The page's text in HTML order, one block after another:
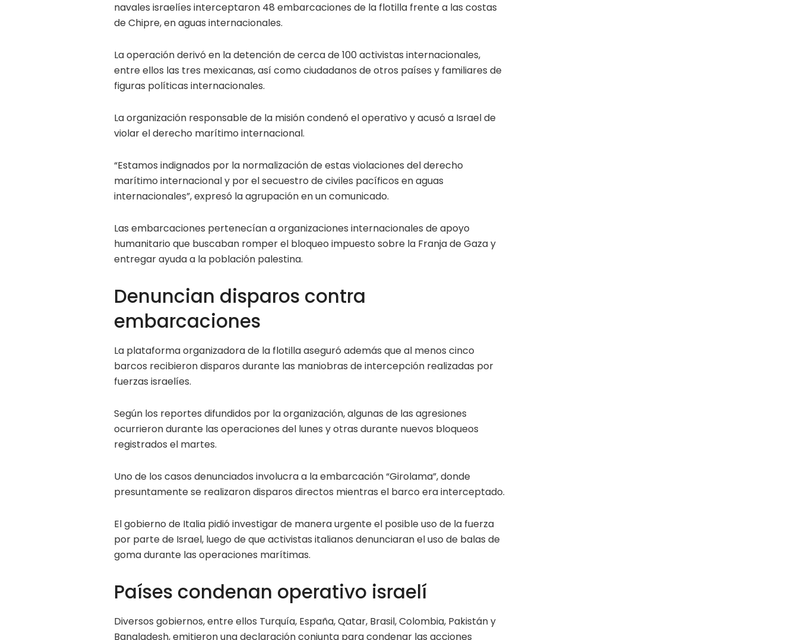
navales israelíes interceptaron 48 embarcaciones de la flotilla frente a las costas
de Chipre, en aguas internacionales.
La operación derivó en la detención de cerca de 100 activistas internacionales,
entre ellos las tres mexicanas, así como ciudadanos de otros países y familiares de
figuras políticas internacionales.
La organización responsable de la misión condenó el operativo y acusó a Israel de
violar el derecho marítimo internacional.
“Estamos indignados por la normalización de estas violaciones del derecho
marítimo internacional y por el secuestro de civiles pacíficos en aguas
internacionales”, expresó la agrupación en un comunicado.
Las embarcaciones pertenecían a organizaciones internacionales de apoyo
humanitario que buscaban romper el bloqueo impuesto sobre la Franja de Gaza y
entregar ayuda a la población palestina.
Denuncian disparos contra
embarcaciones
La plataforma organizadora de la flotilla aseguró además que al menos cinco
barcos recibieron disparos durante las maniobras de intercepción realizadas por
fuerzas israelíes.
Según los reportes difundidos por la organización, algunas de las agresiones
ocurrieron durante las operaciones del lunes y otras durante nuevos bloqueos
registrados el martes.
Uno de los casos denunciados involucra a la embarcación “Girolama”, donde
presuntamente se realizaron disparos directos mientras el barco era interceptado.
El gobierno de Italia pidió investigar de manera urgente el posible uso de la fuerza
por parte de Israel, luego de que activistas italianos denunciaran el uso de balas de
goma durante las operaciones marítimas.
Países condenan operativo israelí
Diversos gobiernos, entre ellos Turquía, España, Qatar, Brasil, Colombia, Pakistán y
Bangladesh, emitieron una declaración conjunta para condenar las acciones